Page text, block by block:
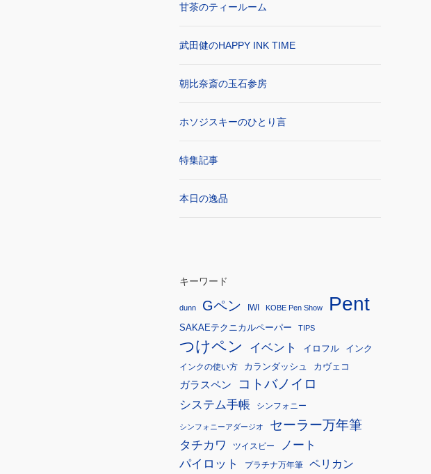
甘茶のティールーム
武田健のHAPPY INK TIME
朝比奈斎の玉石参房
ホソジスキーのひとり言
特集記事
本日の逸品
キーワード
dunn Gペン IWI KOBE Pen Show Pent
SAKAEテクニカルペーパー TIPS
つけペン イベント イロフル インク
インクの使い方 カランダッシュ カヴェコ
ガラスペン コトバノイロ
システム手帳 シンフォニー
シンフォニーアダージオ セーラー万年筆
タチカワ ツイスビー
ノート
パイロット
プラチナ万年筆 ペリカン